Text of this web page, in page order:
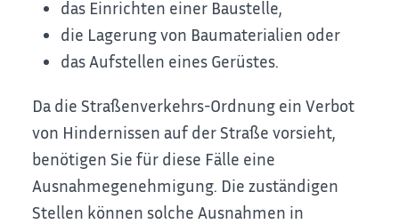
das Einrichten einer Baustelle,
die Lagerung von Baumaterialien oder
das Aufstellen eines Gerüstes.
Da die Straßenverkehrs-Ordnung ein Verbot
von Hindernissen auf der Straße vorsieht,
benötigen Sie für diese Fälle eine
Ausnahmegenehmigung. Die zuständigen
Stellen können solche Ausnahmen in